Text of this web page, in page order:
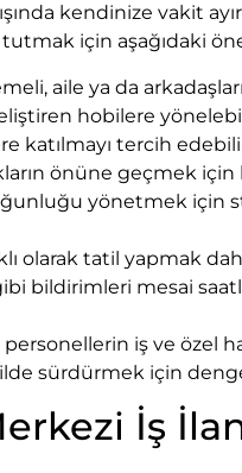
kendinize vakit
tutmak için aşağıdaki
aile ya da
hobilere
katılmayı tercih
önüne geçmek
yönetmek için
olarak tatil yapmak
bildirimleri mesai
iş ve özel
sürdürmek için
İş